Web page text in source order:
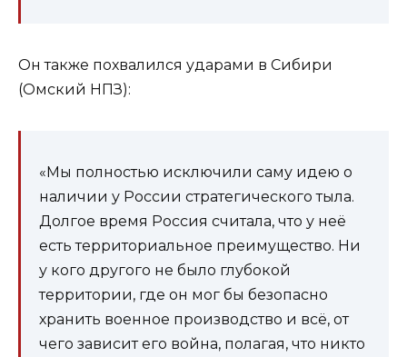
Он также похвалился ударами в Сибири
(Омский НПЗ):
«Мы полностью исключили саму идею о
наличии у России стратегического тыла.
Долгое время Россия считала, что у неё
есть территориальное преимущество. Ни
у кого другого не было глубокой
территории, где он мог бы безопасно
хранить военное производство и всё, от
чего зависит его война, полагая, что никто